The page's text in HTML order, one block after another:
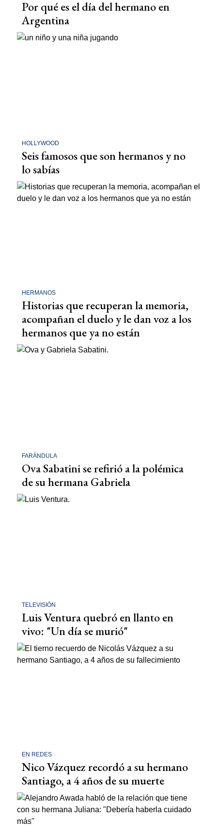
Por qué es el día del hermano en
Argentina
HOLLYWOOD
Seis famosos que son hermanos y no
lo sabías
HERMANOS
Historias que recuperan la memoria,
acompañan el duelo y le dan voz a los
hermanos que ya no están
FARÁNDULA
Ova Sabatini se refirió a la polémica
de su hermana Gabriela
TELEVISIÓN
Luis Ventura quebró en llanto en
vivo: "Un día se murió"
EN REDES
Nico Vázquez recordó a su hermano
Santiago, a 4 años de su muerte